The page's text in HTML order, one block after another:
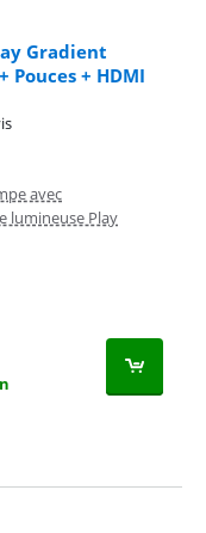
Gradient
Pouces + HDMI
avec
lumineuse Play